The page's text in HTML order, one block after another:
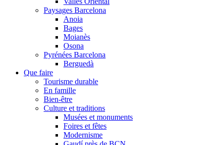
Paysages Barcelona
Anoia
Bages
Moianès
Osona
Pyrénées Barcelona
Berguedà
Que faire
Tourisme durable
En famille
Bien-être
Culture et traditions
Musées et monuments
Foires et fêtes
Modernisme